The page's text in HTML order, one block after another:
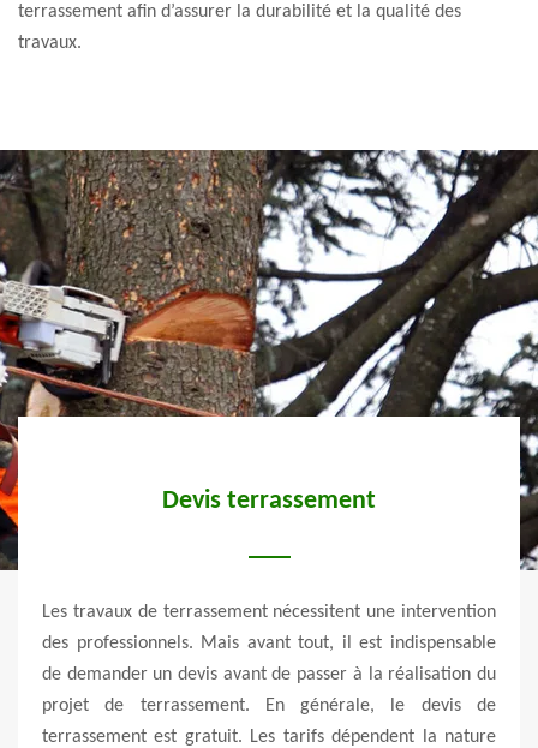
terrassement afin d’assurer la durabilité et la qualité des
travaux.
Devis terrassement
Les travaux de terrassement nécessitent une intervention
des professionnels. Mais avant tout, il est indispensable
de demander un devis avant de passer à la réalisation du
projet de terrassement. En générale, le devis de
terrassement est gratuit. Les tarifs dépendent la nature